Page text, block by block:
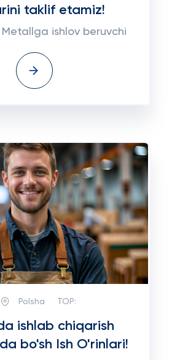
taklif etamiz!
Metallga ishlov beruvchi
Polsha TOP:
ishlab chiqarish
bo'sh Ish O'rinlari!